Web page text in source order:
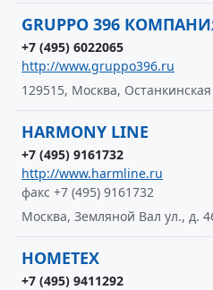
GRUPPO 396
+7 (495) 6022065
http://www.gruppo396.ru
129515, Москва,
HARMONY LINE
+7 (495) 9161732
http://www.harmline.ru
факс +7 (495) 9161732
Москва, Земляной Вал ул., д.
HOMETEX
+7 (495) 9411292